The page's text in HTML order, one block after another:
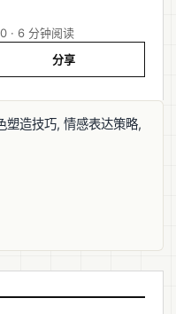
· 6 分钟阅读
分享
塑造技巧, 情感表达策略,